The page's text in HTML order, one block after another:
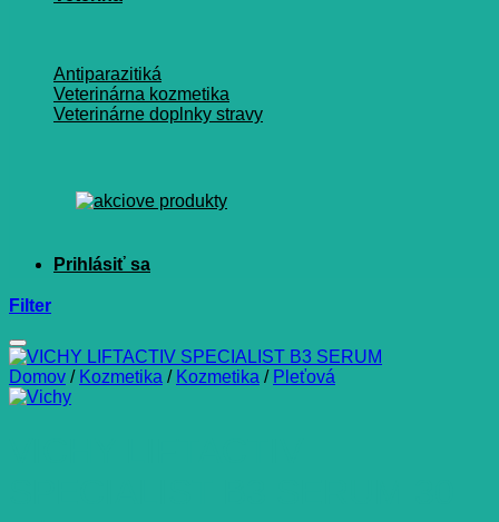
Antiparazitiká
Veterinárna kozmetika
Veterinárne doplnky stravy
Filter
Domov / Kozmetika / Kozmetika / Pleťová